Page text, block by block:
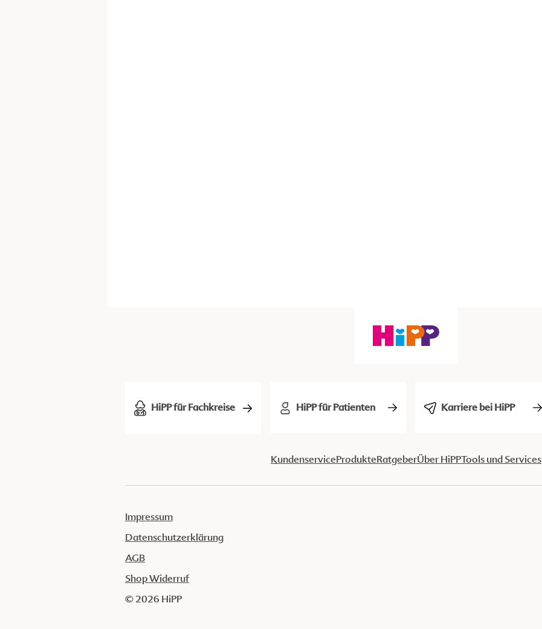
HiPP für Fachkreise HiPP für Patienten Karriere bei HiPP
KundenserviceProdukteRatgeberÜber HiPPTools und Services
Impressum
Datenschutzerklärung
AGB
Shop Widerruf
© 2026 HiPP